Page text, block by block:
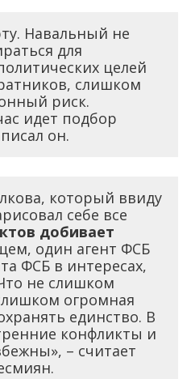
Навальный не
для
целей
слишком
риск.
идет подбор
он.
который ввиду
себе все
добивает
один агент ФСБ
ФСБ в интересах,
не слишком
огромная
единство. В
конфликты и
– считает